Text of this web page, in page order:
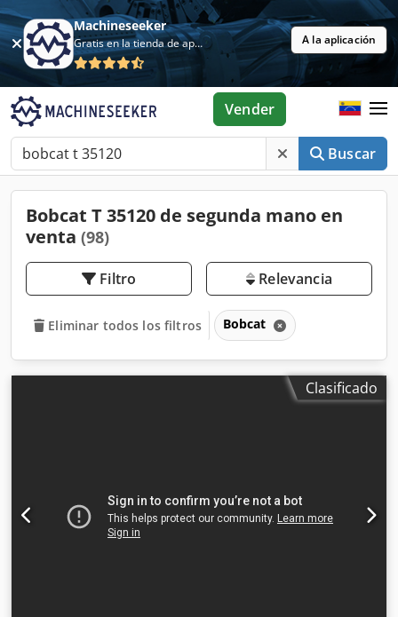
Machineseeker
Gratis en la tienda de aplicaciones A la aplicación
Buscar
Vender
Bobcat T 35120 de segunda mano en
venta (98)
Filtro Relevancia
Eliminar todos los filtros Bobcat
Clasificado